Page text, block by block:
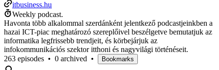
itbusiness.hu
Weekly podcast.
Havonta több alkalommal szerdánként jelentkező podcastjeinkben a
hazai ICT-piac meghatározó szereplőivel beszélgetve bemutatjuk az
informatika legfrissebb trendjeit, és körbejárjuk az
infokommunikációs szektor itthoni és nagyvilági történéseit.
263 episodes • 0 archived • Bookmarks